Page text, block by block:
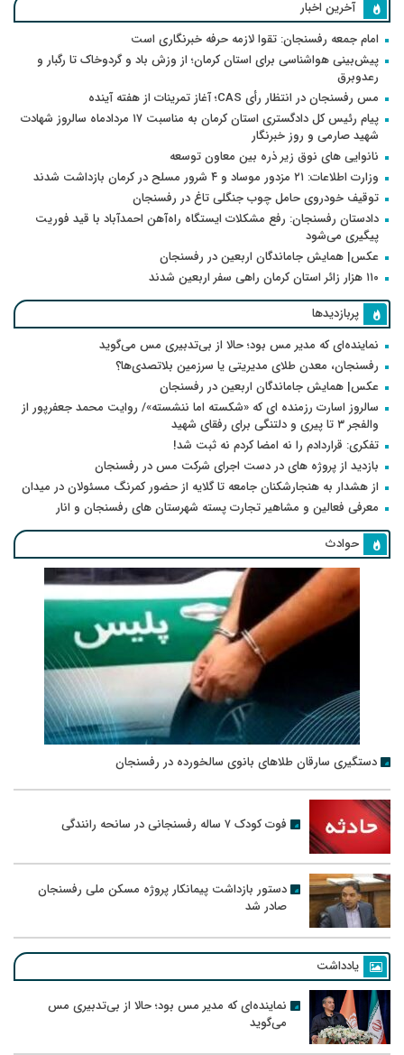
آخرین اخبار
امام جمعه رفسنجان: تقوا لازمه حرفه خبرنگاری است
پیش‌بینی هواشناسی برای استان کرمان؛ از وزش باد و گردوخاک تا رگبار و
رعدوبرق
مس رفسنجان در انتظار رأی CAS؛ آغاز تمرینات از هفته آینده
پیام رئیس کل دادگستری استان کرمان به مناسبت ۱۷ مردادماه سالروز شهادت
شهید صارمی و روز خبرنگار
نانوایی های نوق زیر ذره بین معاون توسعه
وزارت اطلاعات: ۲۱ مزدور موساد و ۴ شرور مسلح در کرمان بازداشت شدند
توقیف خودروی حامل چوب جنگلی تاغ در رفسنجان
دادستان رفسنجان: رفع مشکلات ایستگاه راه‌آهن احمدآباد با قید فوریت
پیگیری می‌شود
عکس| همایش جاماندگان اربعین در رفسنجان
۱۱۰ هزار زائر استان کرمان راهی سفر اربعین شدند
پربازدیدها
نماینده‌ای که مدیر مس بود؛ حالا از بی‌تدبیری مس می‌گوید
رفسنجان، معدن طلای مدیریتی یا سرزمین بلاتصدی‌ها؟
عکس| همایش جاماندگان اربعین در رفسنجان
سالروز اسارت رزمنده ای که «شکسته اما ننشسته»/ روایت محمد جعفرپور از
والفجر ۳ تا پیری و دلتنگی برای رفقای شهید
تفکری: قراردادم را نه امضا کردم نه ثبت شد!
بازدید از پروژه های در دست اجرای شرکت مس در رفسنجان
از هشدار به هنجارشکنان جامعه تا گلایه از حضور کمرنگ مسئولان در میدان
معرفی فعالین و مشاهیر تجارت پسته شهرستان های رفسنجان و انار
حوادث
دستگیری سارقان طلاهای بانوی سالخورده در رفسنجان
فوت کودک ۷ ساله رفسنجانی در سانحه رانندگی
دستور بازداشت پیمانکار پروژه مسکن ملی رفسنجان
صادر شد
یادداشت
نماینده‌ای که مدیر مس بود؛ حالا از بی‌تدبیری مس
می‌گوید